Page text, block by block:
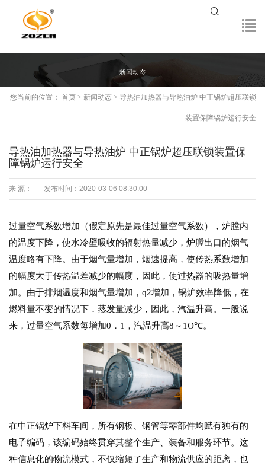
您当前的位置： 首页 > 新闻动态 > 导热油加热器与导热油炉 中正锅炉超压联锁
装置保障锅炉运行安全
导热油加热器与导热油炉 中正锅炉超压联锁装置保
障锅炉运行安全
来 源： 发布时间：2020-03-06 08:30:00
过量空气系数增加（假定原先是最佳过量空气系数），炉膛内
的温度下降，使水冷壁吸收的辐射热量减少，炉膛出口的烟气
温度略有下降。由于烟气量增加，烟速提高，使传热系数增加
的幅度大于传热温差减少的幅度，因此，使过热器的吸热量增
加。由于排烟温度和烟气量增加，q2增加，锅炉效率降低，在
燃料量不变的情况下．蒸发量减少，因此，汽温升高。一般说
来，过量空气系数每增加0．1，汽温升高8～1O℃。
在中正锅炉下料车间，所有钢板、钢管等零部件均赋有独有的
电子编码，该编码始终贯穿其整个生产、装备和服务环节。这
种信息化的物流模式，不仅缩短了生产和物流供应的距离，也